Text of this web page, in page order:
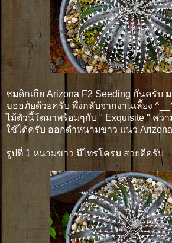
ชมดิกเกีย Arizona F2 Seeding กันครับ
ขออภัยด้วยครับ พึ่งกลับจากงานเลี้ยง
ไม้ตัวนี้โตมาพร้อมๆกับ " Exquisite " คว
ใช้ได้ครับ ออกดำหนามขาว แนว
รูปที่ 1 หนามขาว มีไทรโครม สวยดีครับ